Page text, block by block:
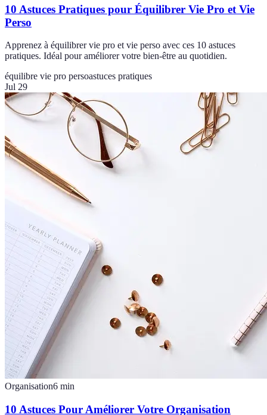
10 Astuces Pratiques pour Équilibrer Vie Pro et Vie
Perso
Apprenez à équilibrer vie pro et vie perso avec ces 10 astuces
pratiques. Idéal pour améliorer votre bien-être au quotidien.
équilibre vie pro persoastuces pratiques
Jul 29
Organisation6 min
10 Astuces Pour Améliorer Votre Organisation